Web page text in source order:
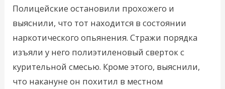
Полицейские остановили прохожего и
выяснили, что тот находится в состоянии
наркотического опьянения. Стражи порядка
изъяли у него полиэтиленовый сверток с
курительной смесью. Кроме этого, выяснили,
что накануне он похитил в местном